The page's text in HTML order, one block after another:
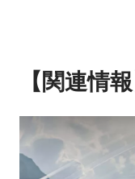
【関連情報